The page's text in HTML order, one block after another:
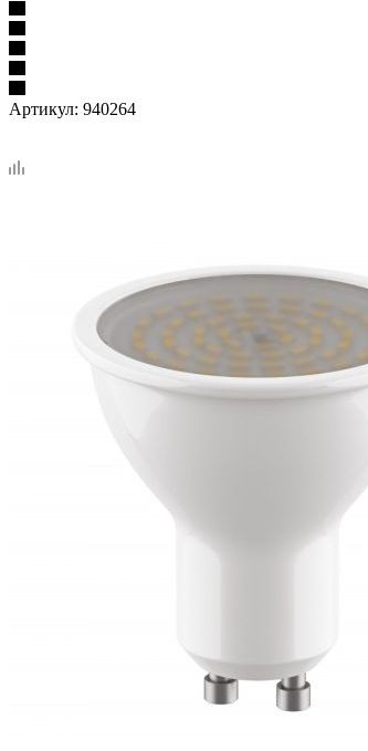
Артикул: 940264